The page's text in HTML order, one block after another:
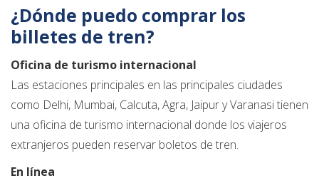
¿Dónde puedo comprar los
billetes de tren?
Oficina de turismo internacional
Las estaciones principales en las principales ciudades
como Delhi, Mumbai, Calcuta, Agra, Jaipur y Varanasi tienen
una oficina de turismo internacional donde los viajeros
extranjeros pueden reservar boletos de tren.
En línea